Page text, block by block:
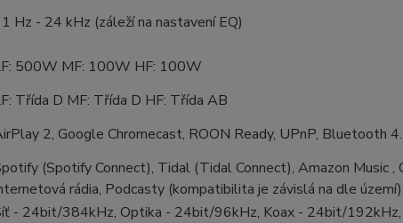
Hz - 24 kHz (záleží na nastavení EQ)
500W MF: 100W HF: 100W
Třída D MF: Třída D HF: Třída AB
2, Google Chromecast, ROON Ready, UPnP, Bluetooth
(Spotify Connect), Tidal (Tidal Connect), Amazon Music ,
rádia, Podcasty (kompatibilita je závislá na dle území)
- 24bit/384kHz, Optika - 24bit/96kHz, Koax - 24bit/